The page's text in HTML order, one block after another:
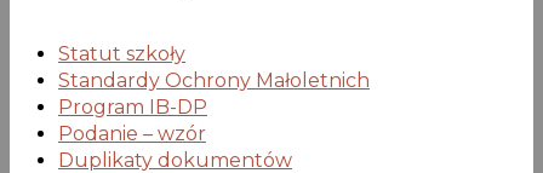
Statut szkoły
Standardy Ochrony Małoletnich
Program IB-DP
Podanie – wzór
Duplikaty dokumentów